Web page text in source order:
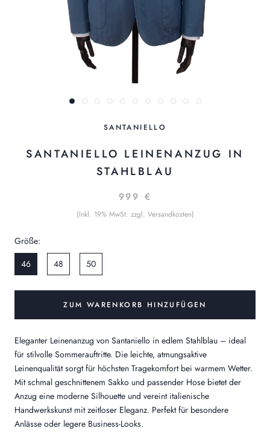
SANTANIELLO
SANTANIELLO LEINENANZUG IN
STAHLBLAU
999 €
(Inkl. 19% MwSt. zzgl. Versandkosten)
Größe:
46
48 50
ZUM WARENKORB HINZUFÜGEN
Eleganter Leinenanzug von Santaniello in edlem Stahlblau – ideal
für stilvolle Sommerauftritte. Die leichte, atmungsaktive
Leinenqualität sorgt für höchsten Tragekomfort bei warmem Wetter.
Mit schmal geschnittenem Sakko und passender Hose bietet der
Anzug eine moderne Silhouette und vereint italienische
Handwerkskunst mit zeitloser Eleganz. Perfekt für besondere
Anlässe oder legere Business-Looks.